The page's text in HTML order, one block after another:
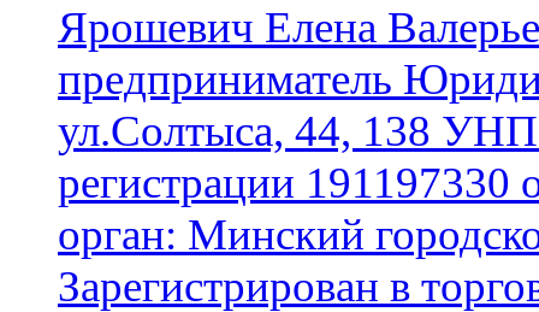
Ярошевич Елена
предприниматель
ул.Солтыса, 44, 138 УНП
регистрации
орган: Минский
Зарегистрирован в